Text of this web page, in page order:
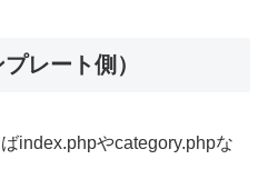
レート側）
index.phpやcategory.phpな